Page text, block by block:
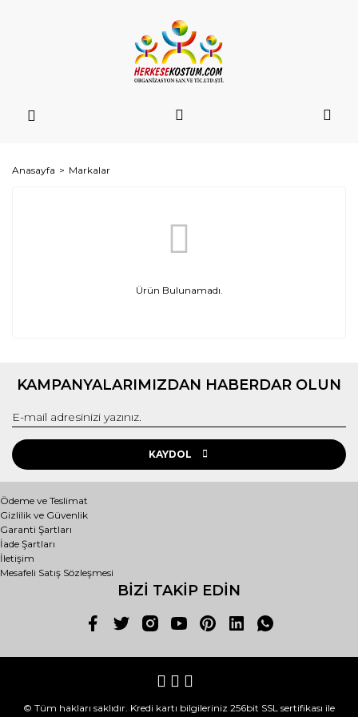
Anasayfa Markalar
Ürün Bulunamadı.
KAMPANYALARIMIZDAN HABERDAR OLUN
KAYDOL
Ödeme ve Teslimat
Gizlilik ve Güvenlik
Garanti Şartları
İade Şartları
İletişim
Mesafeli Satış Sözleşmesi
BİZİ TAKİP EDİN
© Tüm hakları saklıdır. Kredi kartı bilgileriniz 256bit SSL sertifikası ile